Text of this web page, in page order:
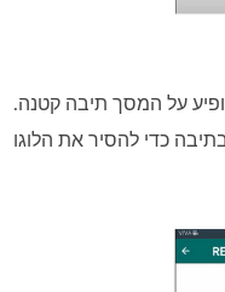
על המסך תיבה קטנה.